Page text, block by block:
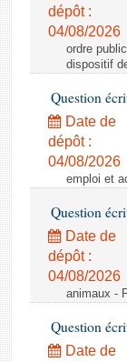
dépôt :
04/08/2026
ordre
dispositif
Question
Date de
dépôt :
04/08/2026
emploi et
Question
Date de
dépôt :
04/08/2026
animaux -
Question
Date de